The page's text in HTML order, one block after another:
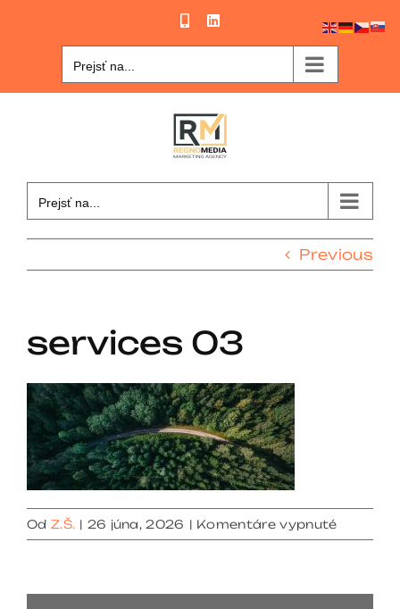
PhoneLinkedIn
Prejsť na...
Prejsť na...
Previous
services 03
Od Z.Š. | 26 júna, 2026 | Komentáre vypnuténa
services